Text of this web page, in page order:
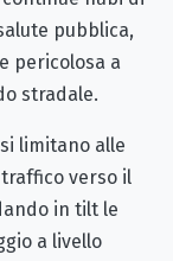
pubblica,
pericolosa a
stradale.
si limitano alle
verso il
in tilt le
a livello